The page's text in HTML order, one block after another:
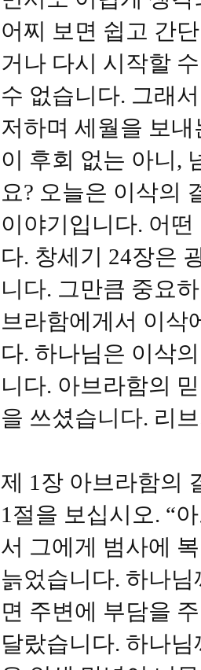
어찌 보면 쉽고 간
거나 다시 시작할
수 없습니다. 그래
저하며 세월을 보
이 후회 없는 아니,
요? 오늘은 이삭의
이야기입니다. 어
다. 창세기 24장은
니다. 그만큼 중요
브라함에게서 이삭
다. 하나님은 이삭
니다. 아브라함의
을 쓰셨습니다. 리
제 1장 아브라함의
1절을 보십시오. “
서 그에게 범사에
늙었습니다. 하나
면 주변에 부담을
달랐습니다. 하나